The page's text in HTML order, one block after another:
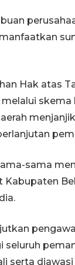
Hak atas
skema
sama
Kabupaten
seluruh
serta